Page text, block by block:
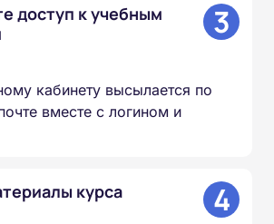
доступ к учебным
3
кабинету высылается по
вместе с логином и
курса 4